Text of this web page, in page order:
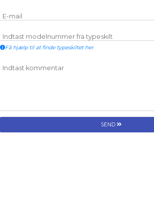
E-mail
Indtast modelnummer fra typeskilt
Få hjælp til at finde typeskiltet her
Indtast kommentar
SEND